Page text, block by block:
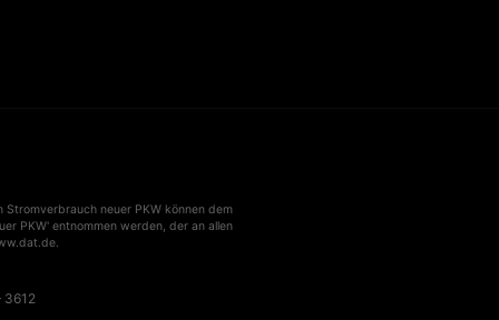
Stromverbrauch neuer PKW können dem
PKW' entnommen werden, der an allen
3612